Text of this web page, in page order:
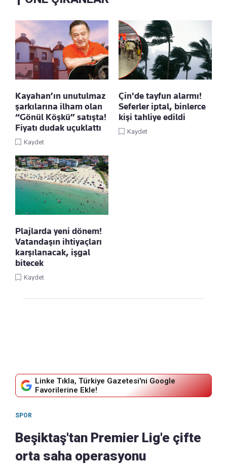
Kayahan’ın unutulmaz
şarkılarına ilham olan
“Gönül Köşkü” satışta!
Fiyatı dudak uçuklattı
Kaydet
Çin'de tayfun alarmı!
Seferler iptal, binlerce
kişi tahliye edildi
Kaydet
Plajlarda yeni dönem!
Vatandaşın ihtiyaçları
karşılanacak, işgal
bitecek
Kaydet
Linke Tıkla, Türkiye Gazetesi'ni Google
Favorilerine Ekle!
SPOR
Beşiktaş'tan Premier Lig'e çifte
orta saha operasyonu